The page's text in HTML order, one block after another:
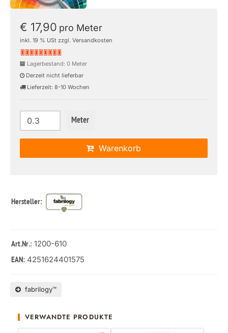
€ 17,90 pro Meter
inkl. 19 % USt zzgl. Versandkosten
Lagerbestand: 0 Meter
Derzeit nicht lieferbar
Lieferzeit: 8-10 Wochen
Meter
Warenkorb
Hersteller:
Art.Nr.: 1200-610
EAN: 4251624401575
fabrilogy™
VERWANDTE PRODUKTE